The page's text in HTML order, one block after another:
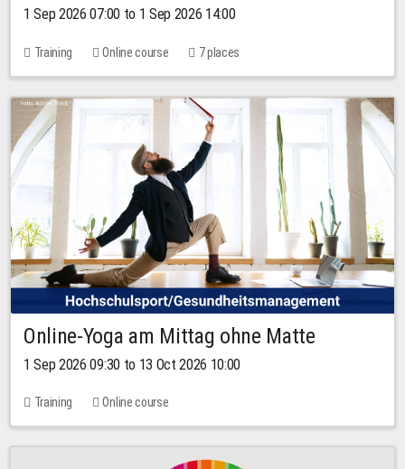
1 Sep 2026 07:00 to 1 Sep 2026 14:00
Training Online course 7 places
Online-Yoga am Mittag ohne Matte
1 Sep 2026 09:30 to 13 Oct 2026 10:00
Training Online course